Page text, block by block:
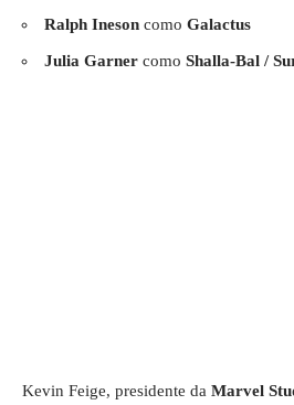
Ralph Ineson como Galactus
Julia Garner como Shalla-Bal /
Kevin Feige, presidente da Marvel